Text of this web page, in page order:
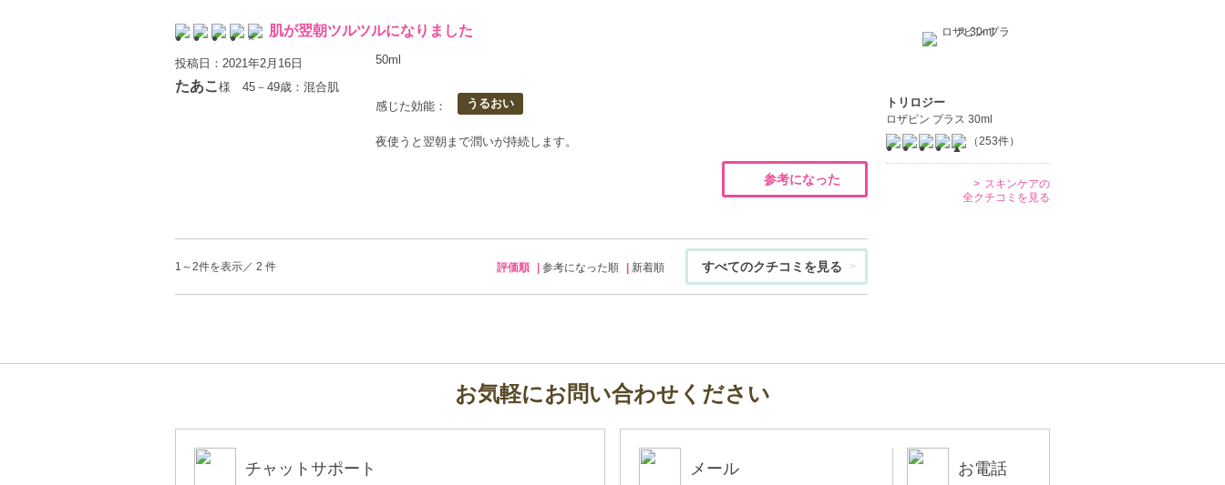
肌が翌朝ツルツルになりました
投稿日：2021年2月16日
たあこ様 45－49歳：混合肌
50ml
感じた効能： うるおい
夜使うと翌朝まで潤いが持続します。
参考になった
1～2件を表示／ 2 件 評価順 参考になった順 新着順 すべてのクチコミを見る
トリロジー
ロザピン プラス 30ml
（253件）
スキンケアの
全クチコミを見る
お気軽にお問い合わせください
チャットサポート メール お電話